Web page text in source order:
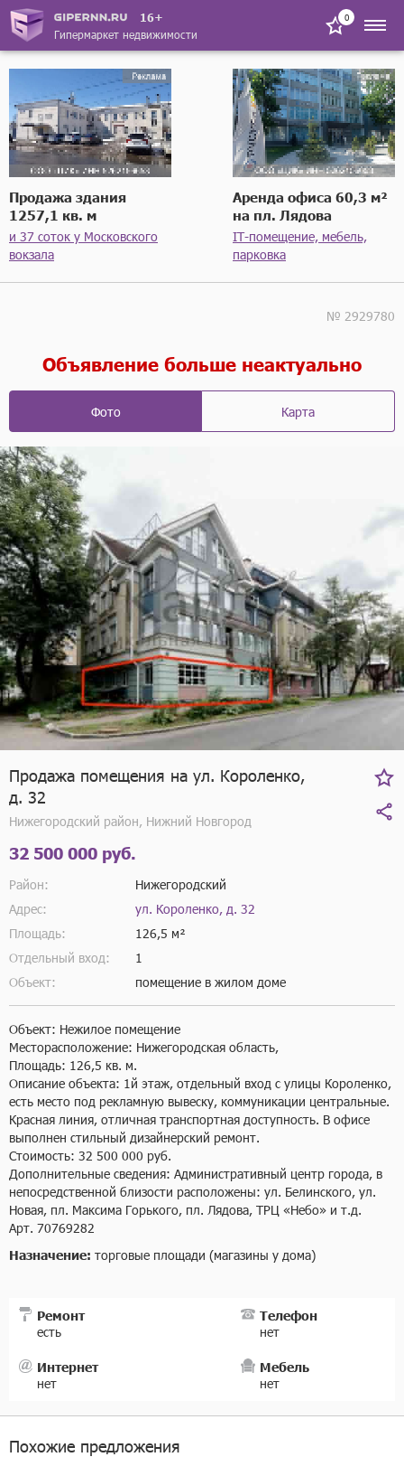
16+
Гипермаркет недвижимости
0
Продажа здания
1257,1 кв. м
и 37 соток у Московского
вокзала
Аренда офиса 60,3 м²
на пл. Лядова
IT-помещение, мебель,
парковка
№ 2929780
Объявление больше неактуально
Фото Карта
Продажа помещения на ул. Короленко,
д. 32
Нижегородский район, Нижний Новгород
32 500 000 руб.
Район:
Нижегородский
Адрес:
ул. Короленко, д. 32
Площадь:
126,5 м²
Отдельный вход:
1
Объект:
помещение в жилом доме
Объект: Нежилое помещение
Месторасположение: Нижегородская область,
Площадь: 126,5 кв. м.
Описание объекта: 1й этаж, отдельный вход с улицы Короленко,
есть место под рекламную вывеску, коммуникации центральные.
Красная линия, отличная транспортная доступность. В офисе
выполнен стильный дизайнерский ремонт.
Стоимость: 32 500 000 руб.
Дополнительные сведения: Административный центр города, в
непосредственной близости расположены: ул. Белинского, ул.
Новая, пл. Максима Горького, пл. Лядова, ТРЦ «Небо» и т.д.
Арт. 70769282
Назначение: торговые площади (магазины у дома)
Ремонт
есть
Телефон
нет
Интернет
нет
Мебель
нет
Похожие предложения